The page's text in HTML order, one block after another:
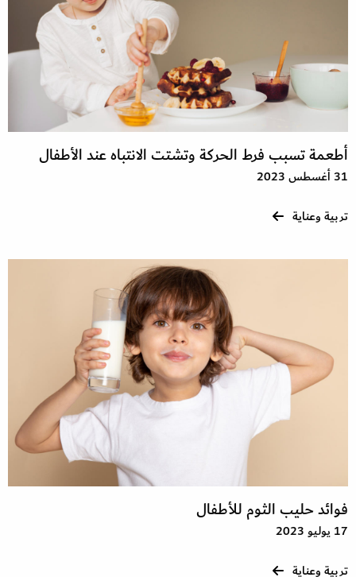
أطعمة تسبب فرط الحركة وتشتت الانتباه عند الأطفال
31 أغسطس 2023
تربية وعناية
فوائد حليب الثوم للأطفال
17 يوليو 2023
تربية وعناية